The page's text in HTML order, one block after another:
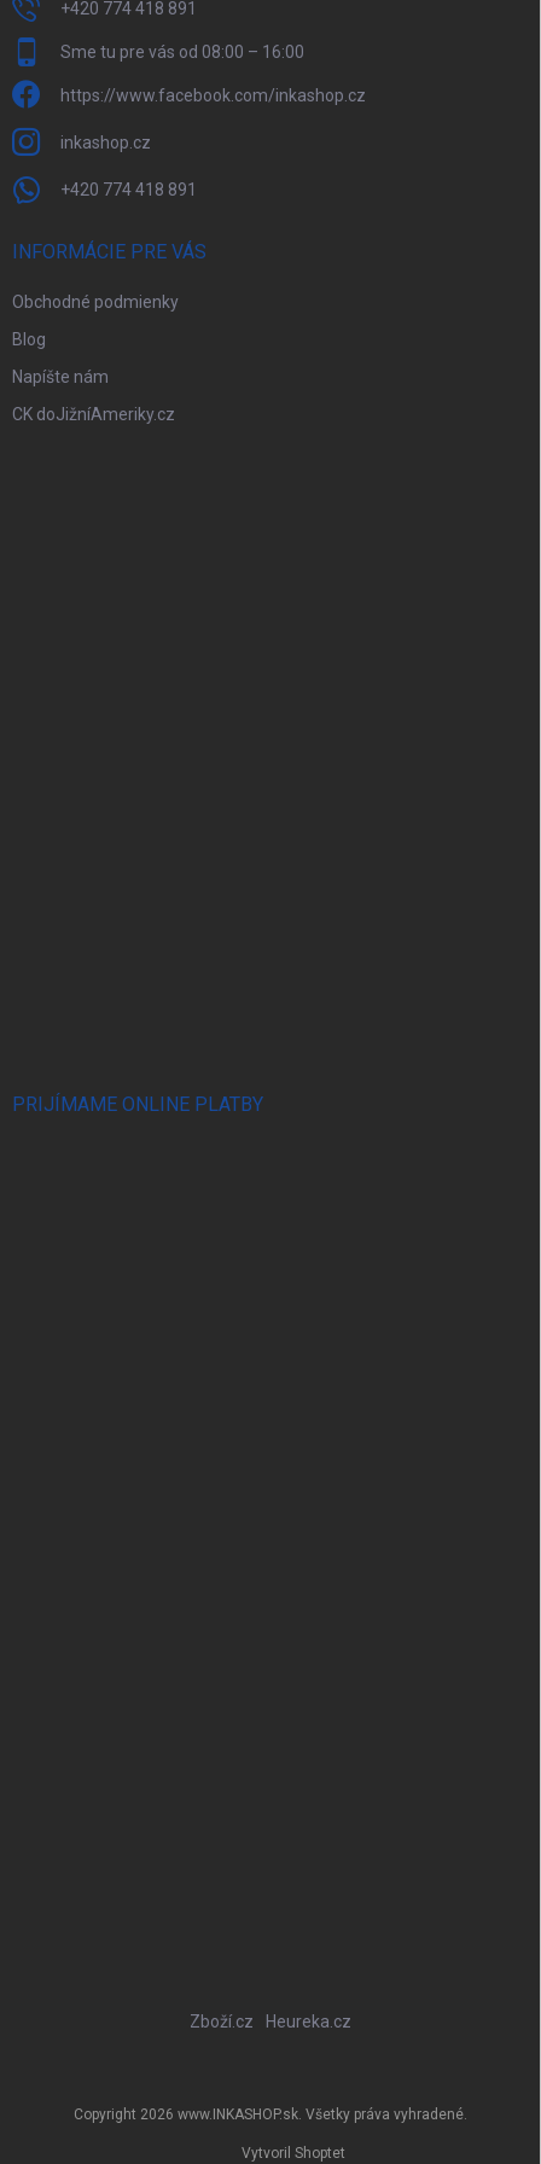
+420 774 418 891
Sme tu pre vás od 08:00 – 16:00
https://www.facebook.com/inkashop.cz
inkashop.cz
+420 774 418 891
INFORMÁCIE PRE VÁS
Obchodné podmienky
Blog
Napíšte nám
CK doJižníAmeriky.cz
PRIJÍMAME ONLINE PLATBY
Zboží.cz Heureka.cz
Vytvoril Shoptet
Copyright 2026 www.INKASHOP.sk. Všetky práva vyhradené.